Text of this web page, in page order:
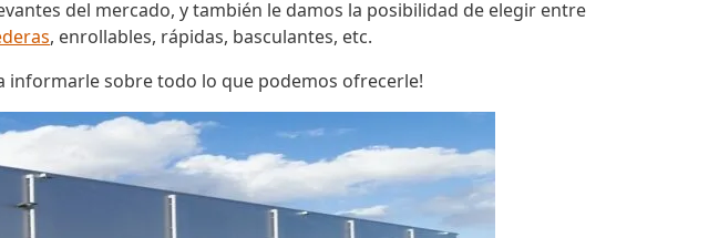
del mercado, y también le damos la posibilidad de elegir entre
, enrollables, rápidas, basculantes, etc.
informarle sobre todo lo que podemos ofrecerle!